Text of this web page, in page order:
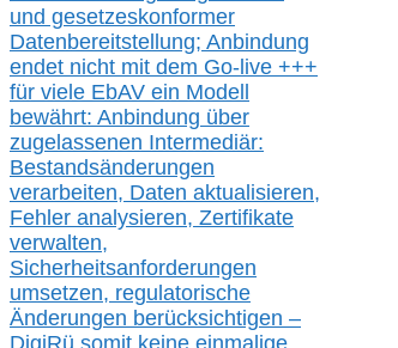
und gesetzeskonformer
Datenbereitstellung; Anbindung
endet nicht mit dem Go-live +++
für viele EbAV ein Modell
bewährt: Anbindung über
zugelassenen Intermediär:
Bestandsänderungen
verarbeiten, Daten aktualisieren,
Fehler analysieren, Zertifikate
verwalten,
Sicherheitsanforderungen
umsetzen, regulatorische
Änderungen berücksichtigen –